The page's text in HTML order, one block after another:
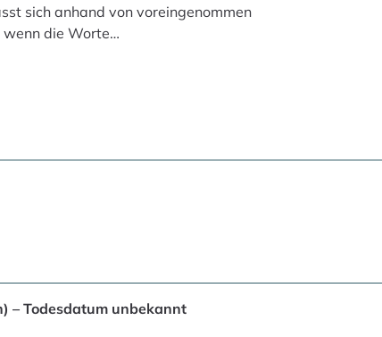
sich anhand von voreingenommen
wenn die Worte…
– Todesdatum unbekannt